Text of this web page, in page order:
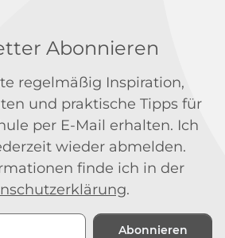
Abonnieren
regelmäßig Inspiration,
und praktische Tipps für
per E-Mail erhalten. Ich
wieder abmelden.
finde ich in der
.
Abonnieren